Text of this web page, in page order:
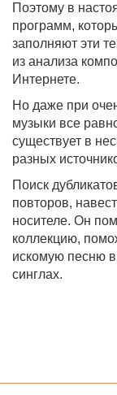
Поэтому в
программ,
заполняют эти
из анализа
Интернете.
Но даже при
музыки все
существует в
разных
Поиск
повторов,
носителе. Он
коллекцию,
искомую песню в
синглах.